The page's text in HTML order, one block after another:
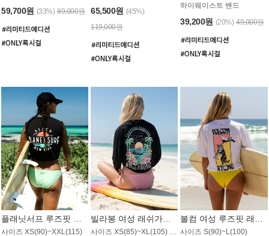
59,700원 (33%) 89,000원 65,500원 (45%)
119,000원
하이웨이스트 밴드
39,200원 (20%) 49,000원
사이즈 XS(90)~XXL(115) 사이즈 XS(85)~XL(105) / 오버핏 사이즈 S(90)~L(100)